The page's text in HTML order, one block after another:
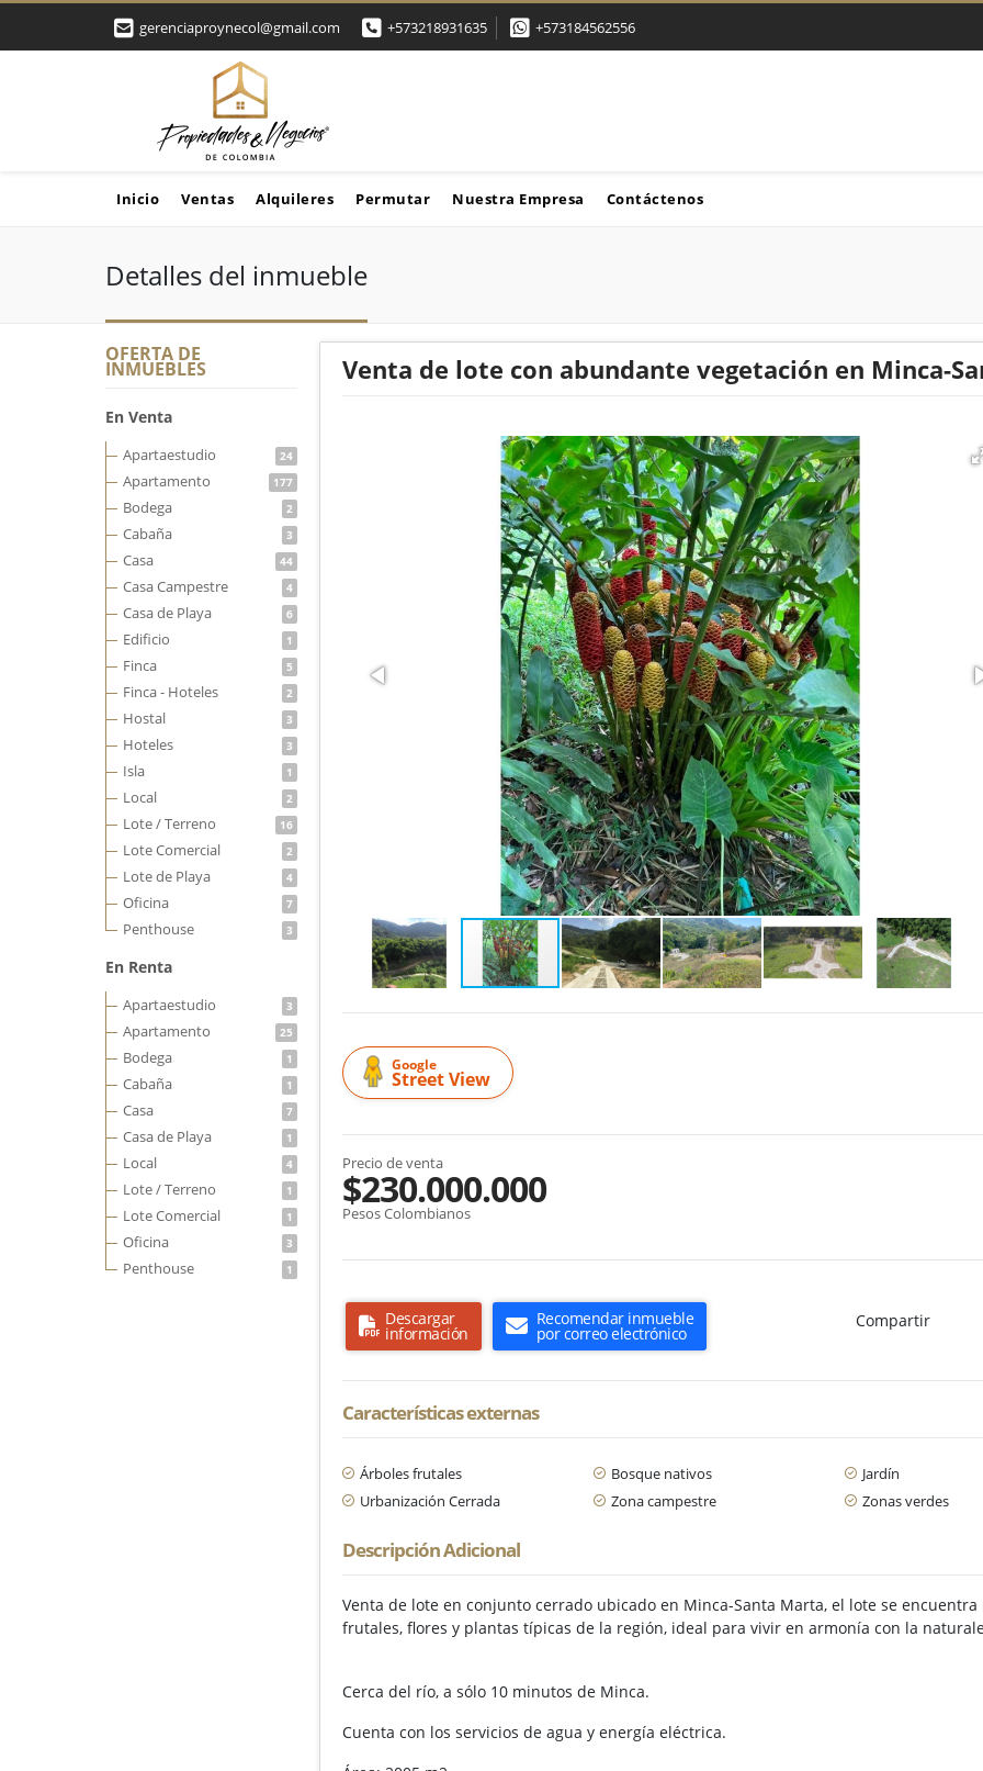
gerenciaproynecol@gmail.com +573218931635 +573184562556
Inicio Ventas Alquileres Permutar Nuestra Empresa Contáctenos
Detalles del inmueble
OFERTA DE
INMUEBLES
En Venta
Apartaestudio 24
Apartamento 177
Bodega 2
Cabaña 3
Casa 44
Casa Campestre 4
Casa de Playa 6
Edificio 1
Finca 5
Finca - Hoteles 2
Hostal 3
Hoteles 3
Isla 1
Local 2
Lote / Terreno 16
Lote Comercial 2
Lote de Playa 4
Oficina 7
Penthouse 3
En Renta
Apartaestudio 3
Apartamento 25
Bodega 1
Cabaña 1
Casa 7
Casa de Playa 1
Local 4
Lote / Terreno 1
Lote Comercial 1
Oficina 3
Penthouse 1
Venta de lote con abundante vegetación en Minca-
Google
Street View
Precio de venta
$230.000.000
Pesos Colombianos
Descargar
información
Recomendar inmueble
por correo electrónico
Compartir
Características externas
Árboles frutales Bosque nativos Jardín
Urbanización Cerrada
Zona campestre Zonas verdes
Descripción Adicional
Venta de lote en conjunto cerrado ubicado en Minca-Santa Marta, el lote se
frutales, flores y plantas típicas de la región, ideal para vivir en armonía con la
Cerca del río, a sólo 10 minutos de Minca.
Cuenta con los servicios de agua y energía eléctrica.